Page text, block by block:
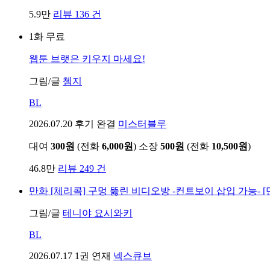
5.9만 리뷰 136 건
1화 무료
웹툰 브랫은 키우지 마세요!
그림/글 쳄지
BL
2026.07.20 후기 완결 미스터블루
대여 300원 (전화 6,000원) 소장 500원 (전화 10,500원)
46.8만 리뷰 249 건
만화 [체리콕] 구멍 뚫린 비디오방 -컨트보이 삽입 가능- [
그림/글 테니야 요시와키
BL
2026.07.17 1권 연재 넥스큐브